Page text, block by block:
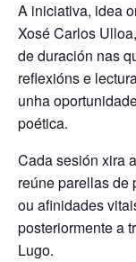
A iniciativa, idea
Xosé Carlos
de duración nas
reflexións e
unha
poética.
Cada sesión xira
reúne parellas de
ou afinidades
posteriormente a
Lugo.